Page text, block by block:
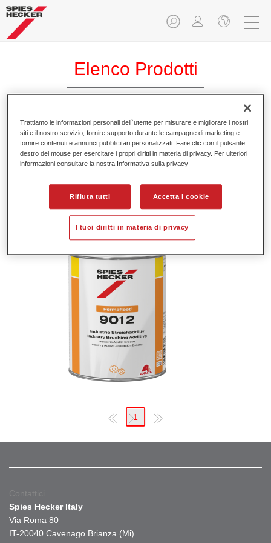
Elenco Prodotti
Permafleet® Industry Brushing Additive
9012
Codice materiale 35090120
4025331472315
Continua a leggere
1
Contattici
Spies Hecker Italy
Via Roma 80
IT-20040 Cavenago Brianza (Mi)
Trattiamo le informazioni personali dell`utente per misurare e migliorare i nostri
siti e il nostro servizio, fornire supporto durante le campagne di marketing e
fornire contenuti e annunci pubblicitari personalizzati. Fare clic con il pulsante
destro del mouse per esercitare i propri diritti in materia di privacy. Per ulteriori
informazioni consultare la nostra Informativa sulla privacy
Rifiuta tutti Accetta i cookie
I tuoi diritti in materia di privacy